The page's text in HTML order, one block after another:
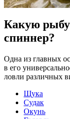
Какую
спиннер?
Одна из главных
в его
ловли различных
Щука
Судак
Окунь